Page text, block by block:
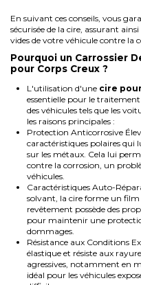
En suivant ces conseils, vous
sécurisée de la cire, assurant
vides de votre véhicule contre la
Pourquoi un Carrossier
pour Corps Creux ?
L'utilisation d'une cire
essentielle pour le
des véhicules tels que les
les raisons principales :
Protection Anticorrosive
caractéristiques polaires qui
sur les métaux. Cela lui
contre la corrosion, un
véhicules.
Caractéristiques Auto-
solvant, la cire forme un film
revêtement possède des
pour maintenir une
dommages.
Résistance aux Conditions
élastique et résiste aux
agressives, notamment en
idéal pour les véhicules